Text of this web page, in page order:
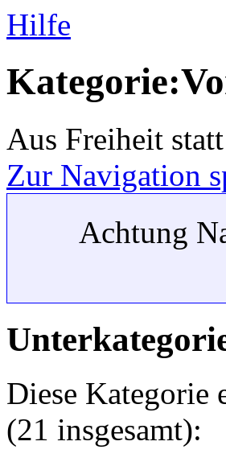
Hilfe
Aus Freiheit
Zur Navigation
Achtung
Diese Kategorie
(21 insgesamt):